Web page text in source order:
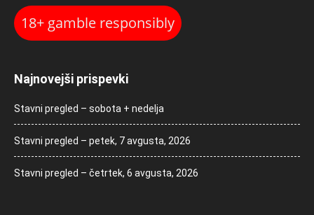
18+ gamble responsibly
Najnovejši prispevki
Stavni pregled – sobota + nedelja
Stavni pregled – petek, 7 avgusta, 2026
Stavni pregled – četrtek, 6 avgusta, 2026